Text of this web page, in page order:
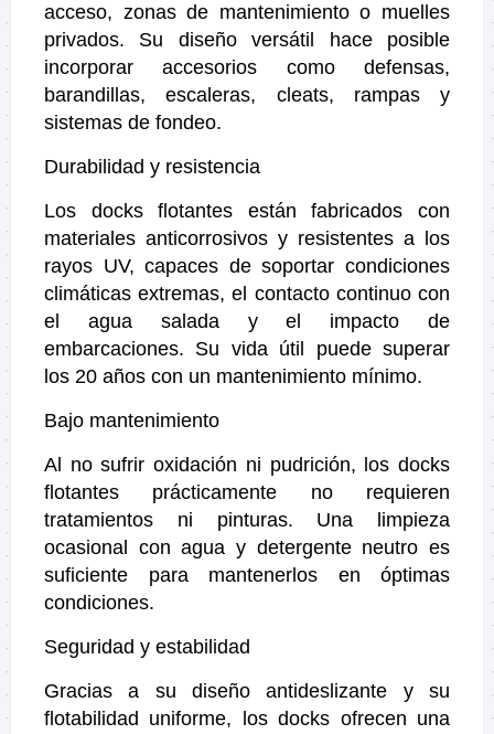
acceso, zonas de mantenimiento o muelles
privados. Su diseño versátil hace posible
incorporar accesorios como defensas,
barandillas, escaleras, cleats, rampas y
sistemas de fondeo.
Durabilidad y resistencia
Los docks flotantes están fabricados con
materiales anticorrosivos y resistentes a los
rayos UV, capaces de soportar condiciones
climáticas extremas, el contacto continuo con
el agua salada y el impacto de
embarcaciones. Su vida útil puede superar
los 20 años con un mantenimiento mínimo.
Bajo mantenimiento
Al no sufrir oxidación ni pudrición, los docks
flotantes prácticamente no requieren
tratamientos ni pinturas. Una limpieza
ocasional con agua y detergente neutro es
suficiente para mantenerlos en óptimas
condiciones.
Seguridad y estabilidad
Gracias a su diseño antideslizante y su
flotabilidad uniforme, los docks ofrecen una